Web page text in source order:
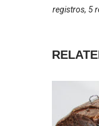
registros, 5